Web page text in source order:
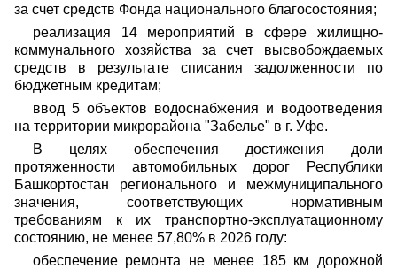
за счет средств Фонда национального благосостояния;
реализация 14 мероприятий в сфере жилищно-
коммунального хозяйства за счет высвобождаемых
средств в результате списания задолженности по
бюджетным кредитам;
ввод 5 объектов водоснабжения и водоотведения
на территории микрорайона "Забелье" в г. Уфе.
В целях обеспечения достижения доли
протяженности автомобильных дорог Республики
Башкортостан регионального и межмуниципального
значения, соответствующих нормативным
требованиям к их транспортно-эксплуатационному
состоянию, не менее 57,80% в 2026 году:
обеспечение ремонта не менее 185 км дорожной